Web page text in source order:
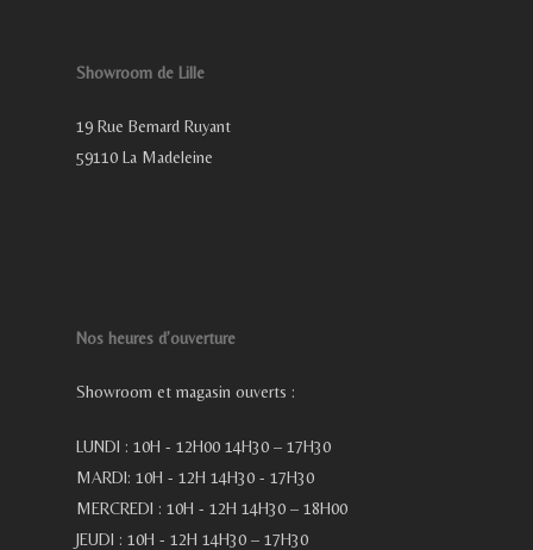
Showroom de Lille
19 Rue Bernard Ruyant
59110 La Madeleine
Nos heures d’ouverture
Showroom et magasin ouverts :
LUNDI : 10H - 12H00 14H30 – 17H30
MARDI: 10H - 12H 14H30 - 17H30
MERCREDI : 10H - 12H 14H30 – 18H00
JEUDI : 10H - 12H 14H30 – 17H30